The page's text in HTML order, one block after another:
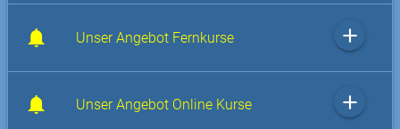
Unser Angebot Fernkurse add
Unser Angebot Online Kurse add